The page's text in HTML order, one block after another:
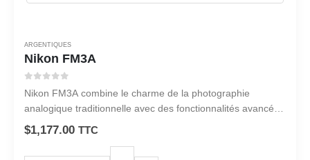
ARGENTIQUES
Nikon FM3A
Nikon FM3A combine le charme de la photographie
analogique traditionnelle avec des fonctionnalités avancées
conçues pour améliorer votre expérience de prise de vue.
$1,177.00 TTC